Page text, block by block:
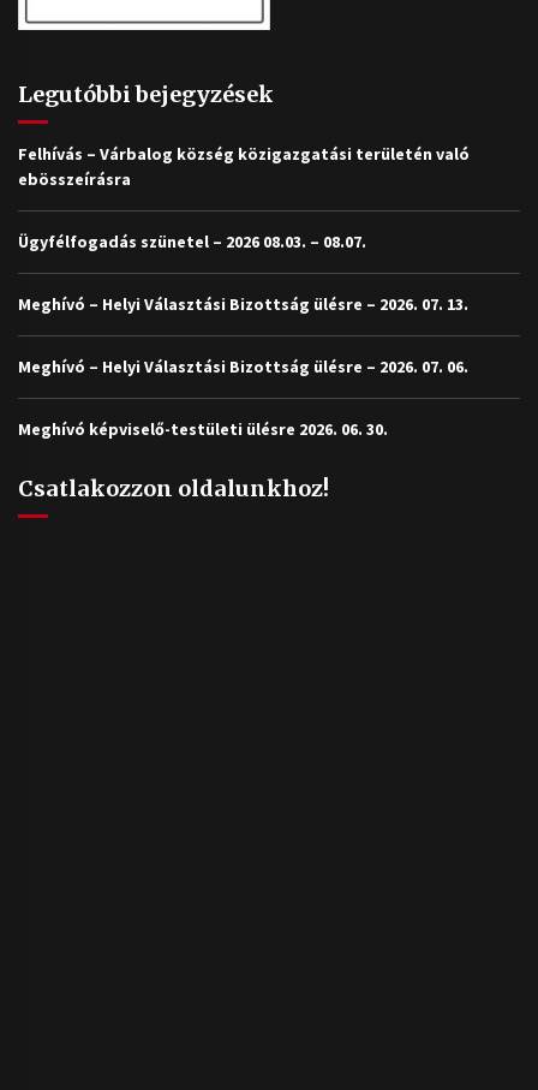
Legutóbbi bejegyzések
Felhívás – Várbalog község közigazgatási területén való
ebösszeírásra
Ügyfélfogadás szünetel – 2026 08.03. – 08.07.
Meghívó – Helyi Választási Bizottság ülésre – 2026. 07. 13.
Meghívó – Helyi Választási Bizottság ülésre – 2026. 07. 06.
Meghívó képviselő-testületi ülésre 2026. 06. 30.
Csatlakozzon oldalunkhoz!